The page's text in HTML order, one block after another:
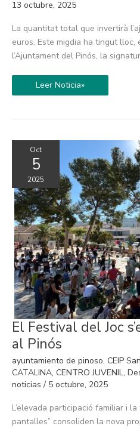
13 octubre, 2025
La quantitat total que invertirà
euros. Este migdia ha tingut lloc,
l’Ajuntament del Pinós, la
seus
Leer Noticia»
Oct
5
2025
El Festival del Joc
al Pinós
ayuntamiento de pinoso, CEIP
CATALINA, CENTRO JUVENIL,
noticias / 5 octubre, 2025
L’elevada participació familiar i
pantalles” consoliden la nova
El
Festival
del
Joc
s’estrena
amb
èxit
al
Pinós